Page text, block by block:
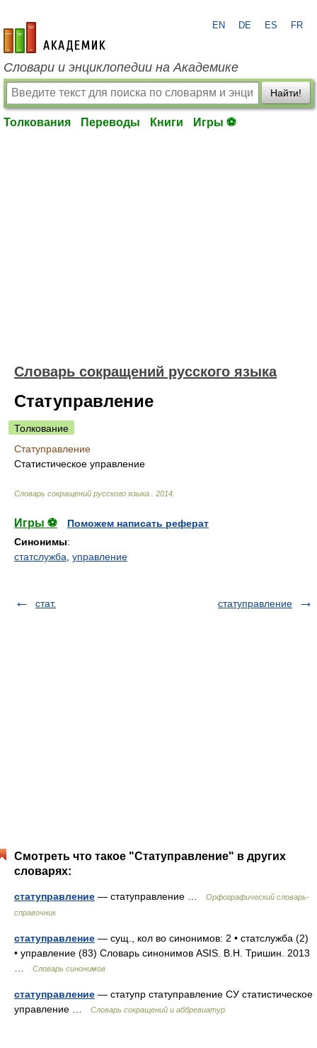
academic.ru
EN DE ES FR
Словари и энциклопедии на Академике
Найти!
Толкования Переводы Книги Игры ⚽
Словарь сокращений русского языка
Статуправление
Толкование
Статуправление
Статистическое управление
Словарь сокращений русского языка 2014
Игры ⚽
Поможем написать реферат
Синонимы:
статслужба управление
стат. статуправление
Смотреть что такое "Статуправление" в других
словарях:
статуправление — статуправление …
Орфографический словарь-
справочник
статуправление — сущ., кол во синонимов: 2 • статслужба (2)
• управление (83) Словарь синонимов ASIS. В.Н. Тришин. 2013
Словарь синонимов
статуправление — статупр статуправление СУ статистическое
управление …
Словарь сокращений и аббревиатур